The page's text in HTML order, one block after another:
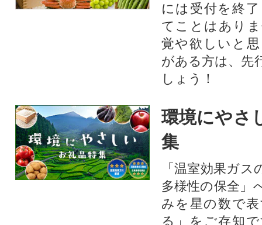
には受付を終
てことはあり
覚や欲しいと
がある方は、先
しょう！
環境にやさ
集
「温室効果ガ
多様性の保全」
みを星の数で
る」をご存知